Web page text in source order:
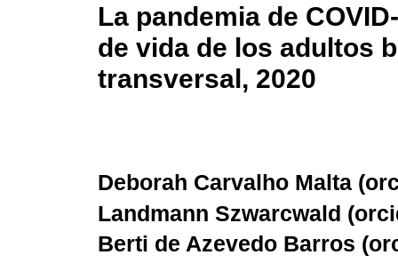
La pandemia de
de vida de los adultos
transversal, 2020
Deborah Carvalho Malta (
Landmann Szwarcwald (
Berti de Azevedo Barros (